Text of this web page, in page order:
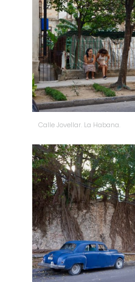
Calle Jovellar. La Habana.